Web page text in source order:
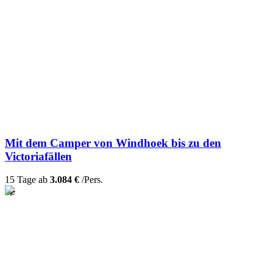
Mit dem Camper von Windhoek bis zu den
Victoriafällen
15 Tage ab 3.084 € /Pers.